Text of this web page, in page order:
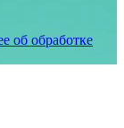
об обработке